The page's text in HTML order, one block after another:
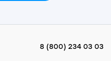
8 (800) 234 03 03